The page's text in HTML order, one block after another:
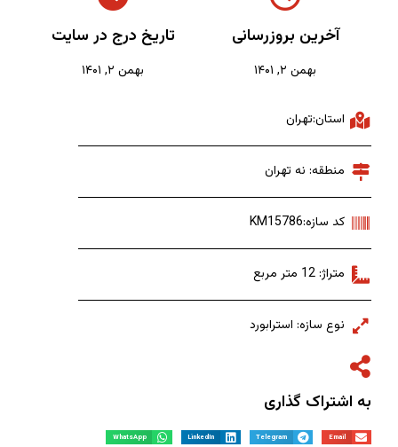
آخرین بروزرسانی
بهمن ۲, ۱۴۰۱
تاریخ درج در سایت
بهمن ۲, ۱۴۰۱
استان:تهران
منطقه: نه تهران
کد سازه:KM15786
متراژ: 12 متر مربع
نوع سازه: استرابورد
به اشتراک گذاری
Email
Telegram
LinkedIn
WhatsApp